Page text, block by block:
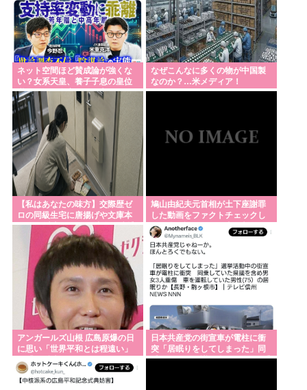
DeepSeek 大幅値上げへ
政府「国民皆保険、まずロキソニンから風穴あけ
る」1042品目の薬価4分の1を保険適用外で財布直
撃、2027年3月開始
アメリカの大統領、30年前からほぼずっと同じ世代
で固定されてる（トランプ含む）。そらジジイばっ
かりになるよ
【東京】睡眠時無呼吸症候群の男 睡眠障害を自覚し
つつ車運転 事故起こし自転車の女性に重傷負わせ…
「厳重処分」意見つけ書類送検
「受賞者の名前だけでいい」との声も、高木美帆の
国民栄誉賞受賞副賞《包丁10本》に”高市総理の名前
も刻印”
重大インシデント該当せず、ANAと国交省機の接近
で航空機衝突防止装置（TCAS）の警報が作動したト
ラブル、羽田空港沖、全日空に通知
日本人、世界的に見て異質なレベルで冷酷だった。
「母が認知症になったので子供に任せ家を出ていく
等」
ネット空間ほど賛成論が強くな
い？女系天皇、養子子息の皇位
継承など…皇室のあり方に関す
る意識調査で見え
なぜこんなに多くの物が中国製
なのか？…米メディア！
【私はあなたの味方】交際歴ゼ
ロの同級生宅に唐揚げや文庫本
を20回以上届けた24歳女を逮捕
鳩山由紀夫元首相が土下座謝罪
した動画をファクトチェックし
たら全て誤りだった事が判明
アンガールズ山根 広島原爆の日
に思い「世界平和とは程遠い」
も「まず隣にいる人に優しい気
持ちを」
日本共産党の街宣車が電柱に衝
突「居眠りをしてしまった」同
乗していた県議を含め男女3人重